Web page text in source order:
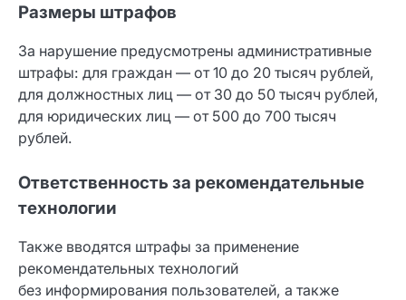
Размеры штрафов
За нарушение предусмотрены административные
штрафы: для граждан — от 10 до 20 тысяч рублей,
для должностных лиц — от 30 до 50 тысяч рублей,
для юридических лиц — от 500 до 700 тысяч
рублей.
Ответственность за рекомендательные
технологии
Также вводятся штрафы за применение
рекомендательных технологий
без информирования пользователей, а также